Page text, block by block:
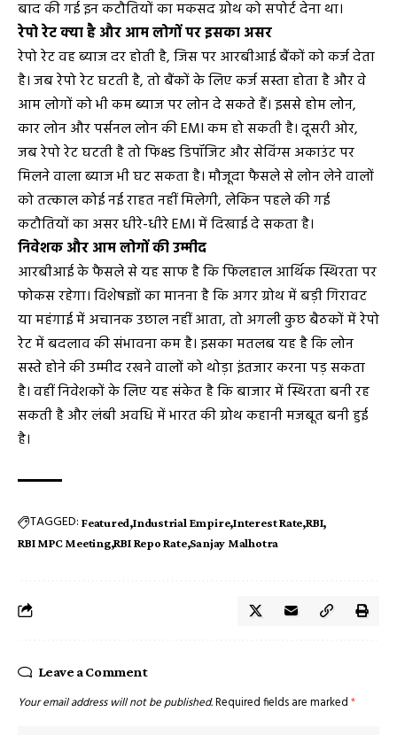
बाद की गई इन कटौतियों का मकसद ग्रोथ को सपोर्ट देना था।
रेपो रेट क्या है और आम लोगों पर इसका असर
रेपो रेट वह ब्याज दर होती है, जिस पर आरबीआई बैंकों को कर्ज देता
है। जब रेपो रेट घटती है, तो बैंकों के लिए कर्ज सस्ता होता है और वे
आम लोगों को भी कम ब्याज पर लोन दे सकते हैं। इससे होम लोन,
कार लोन और पर्सनल लोन की EMI कम हो सकती है। दूसरी ओर,
जब रेपो रेट घटती है तो फिक्स्ड डिपॉजिट और सेविंग्स अकाउंट पर
मिलने वाला ब्याज भी घट सकता है। मौजूदा फैसले से लोन लेने वालों
को तत्काल कोई नई राहत नहीं मिलेगी, लेकिन पहले की गई
कटौतियों का असर धीरे-धीरे EMI में दिखाई दे सकता है।
निवेशक और आम लोगों की उम्मीद
आरबीआई के फैसले से यह साफ है कि फिलहाल आर्थिक स्थिरता पर
फोकस रहेगा। विशेषज्ञों का मानना है कि अगर ग्रोथ में बड़ी गिरावट
या महंगाई में अचानक उछाल नहीं आता, तो अगली कुछ बैठकों में रेपो
रेट में बदलाव की संभावना कम है। इसका मतलब यह है कि लोन
सस्ते होने की उम्मीद रखने वालों को थोड़ा इंतजार करना पड़ सकता
है। वहीं निवेशकों के लिए यह संकेत है कि बाजार में स्थिरता बनी रह
सकती है और लंबी अवधि में भारत की ग्रोथ कहानी मजबूत बनी हुई
है।
TAGGED: Featured Industrial Empire Interest Rate RBI
RBI MPC Meeting RBI Repo Rate Sanjay Malhotra
Leave a Comment
Your email address will not be published.Required fields are marked *